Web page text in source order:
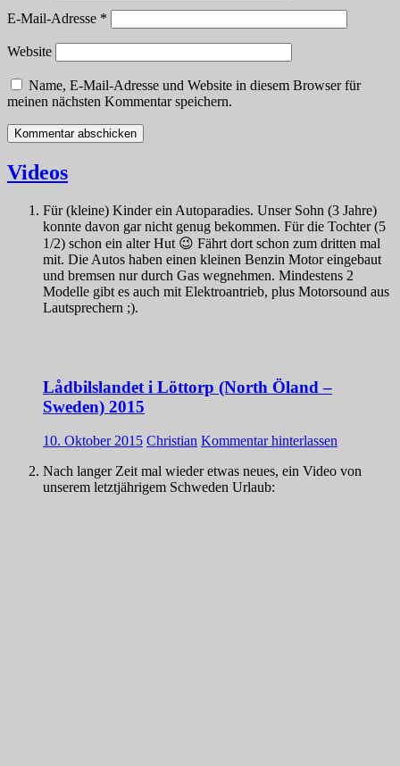
E-Mail-Adresse *
Website
Name, E-Mail-Adresse und Website in diesem Browser für
meinen nächsten Kommentar speichern.
Videos
Für (kleine) Kinder ein Autoparadies. Unser Sohn (3 Jahre)
konnte davon gar nicht genug bekommen. Für die Tochter (5
1/2) schon ein alter Hut 😉 Fährt dort schon zum dritten mal
mit. Die Autos haben einen kleinen Benzin Motor eingebaut
und bremsen nur durch Gas wegnehmen. Mindestens 2
Modelle gibt es auch mit Elektroantrieb, plus Motorsound aus
Lautsprechern ;).
Lådbilslandet i Löttorp (North Öland –
Sweden) 2015
10. Oktober 2015 Christian Kommentar hinterlassen
Nach langer Zeit mal wieder etwas neues, ein Video von
unserem letztjährigem Schweden Urlaub: